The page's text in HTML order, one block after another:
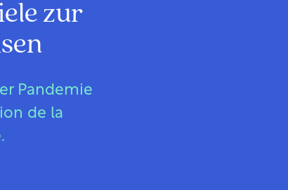
zur
Pandemie
de la